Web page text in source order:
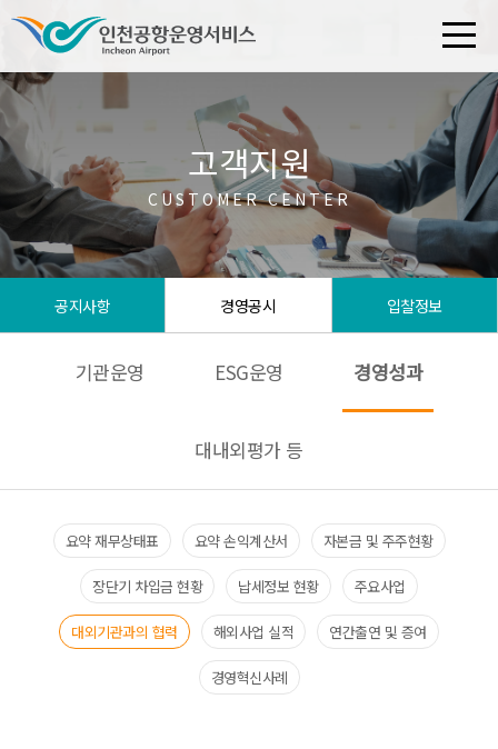
공지사항 경영공시 입찰정보
고객지원
CUSTOMER CENTER
기관운영 ESG운영 경영성과
대내외평가 등
요약 재무상태표​ 요약 손익계산서​ 자본금 및 주주현황
장단기 차입금 현황 납세정보 현황​ 주요사업​
대외기관과의 협력​ 해외사업 실적 연간출연 및 증여
경영혁신사례